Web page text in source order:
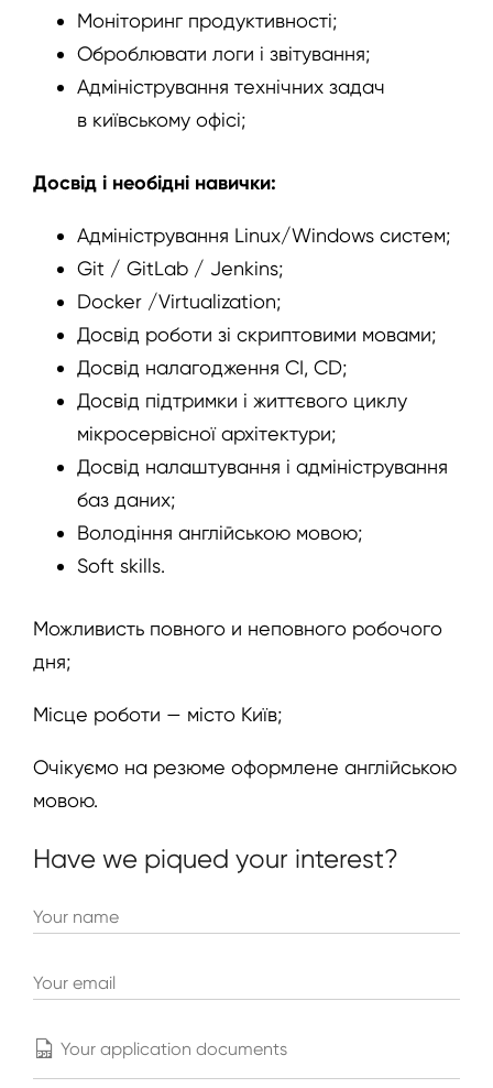
Моніторинг продуктивності;
Оброблювати логи і звітування;
Адміністрування технічних задач
в київському офісі;
Досвід і необідні навички:
Адміністрування Linux/Windows систем;
Git / GitLab / Jenkins;
Docker /Virtualization;
Досвід роботи зі скриптовими мовами;
Досвід налагодження CI, CD;
Досвід підтримки і життєвого циклу
мікросервісної архітектури;
Досвід налаштування і адміністрування
баз даних;
Володіння англійською мовою;
Soft skills.
Можливисть повного и неповного робочого
дня;
Місце роботи — місто Київ;
Очікуємо на резюме оформлене англійською
мовою.
Have we piqued your interest?
Your name
Your email
Your application documents